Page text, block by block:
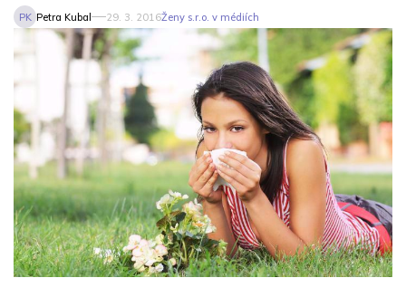
PK Petra Kubal 29. 3. 2016Ženy s.r.o. v médiích